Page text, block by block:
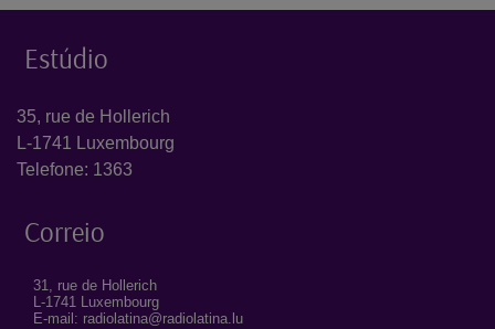
Estúdio
35, rue de Hollerich
L-1741 Luxembourg
Telefone: 1363
Correio
31, rue de Hollerich
L-1741 Luxembourg
E-mail: radiolatina@radiolatina.lu